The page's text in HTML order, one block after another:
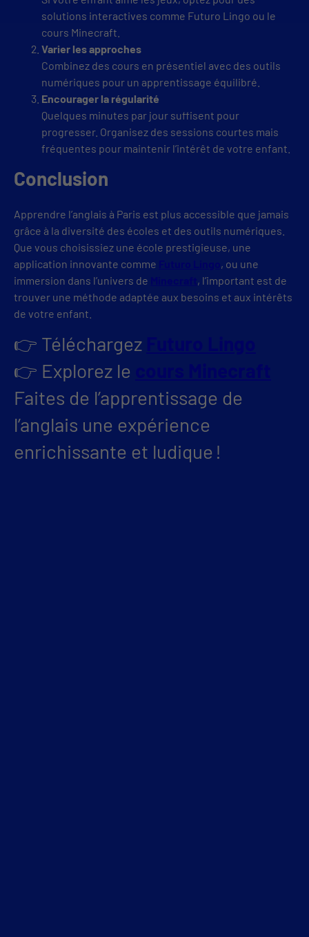
solutions interactives comme Futuro Lingo ou le
cours Minecraft.
Varier les approches
Combinez des cours en présentiel avec des outils
numériques pour un apprentissage équilibré.
Encourager la régularité
Quelques minutes par jour suffisent pour
progresser. Organisez des sessions courtes mais
fréquentes pour maintenir l’intérêt de votre enfant.
Conclusion
Apprendre l’anglais à Paris est plus accessible que jamais
grâce à la diversité des écoles et des outils numériques.
Que vous choisissiez une école prestigieuse, une
application innovante comme
, ou une
immersion dans l’univers de
, l’important est de
trouver une méthode adaptée aux besoins et aux intérêts
de votre enfant.
👉 Téléchargez
👉 Explorez le
Faites de l’apprentissage de
l’anglais une expérience
enrichissante et ludique !